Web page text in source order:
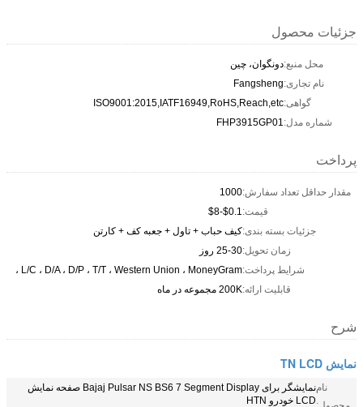
جزئیات محصول
محل منبع:دونگوان، چین
نام تجاری:Fangsheng
گواهی:ISO9001:2015,IATF16949,RoHS,Reach,etc
شماره مدل:FHP3915GP01
پرداخت
مقدار حداقل تعداد سفارش:1000
قیمت:$0.1-$8
جزئیات بسته بندی:کیف حباب + تاول + جعبه کف + کارتن
زمان تحویل:25-30 روز
شرایط پرداخت:L/C ، D/A ، D/P ، T/T ، Western Union ، MoneyGram ،
قابلیت ارائه:200K مجموعه در ماه
شرح
نمایش TN LCD
نام
نمایشگر برای Bajaj Pulsar NS BS6 7 Segment Display صفحه نمایش
LCD خودرو HTN